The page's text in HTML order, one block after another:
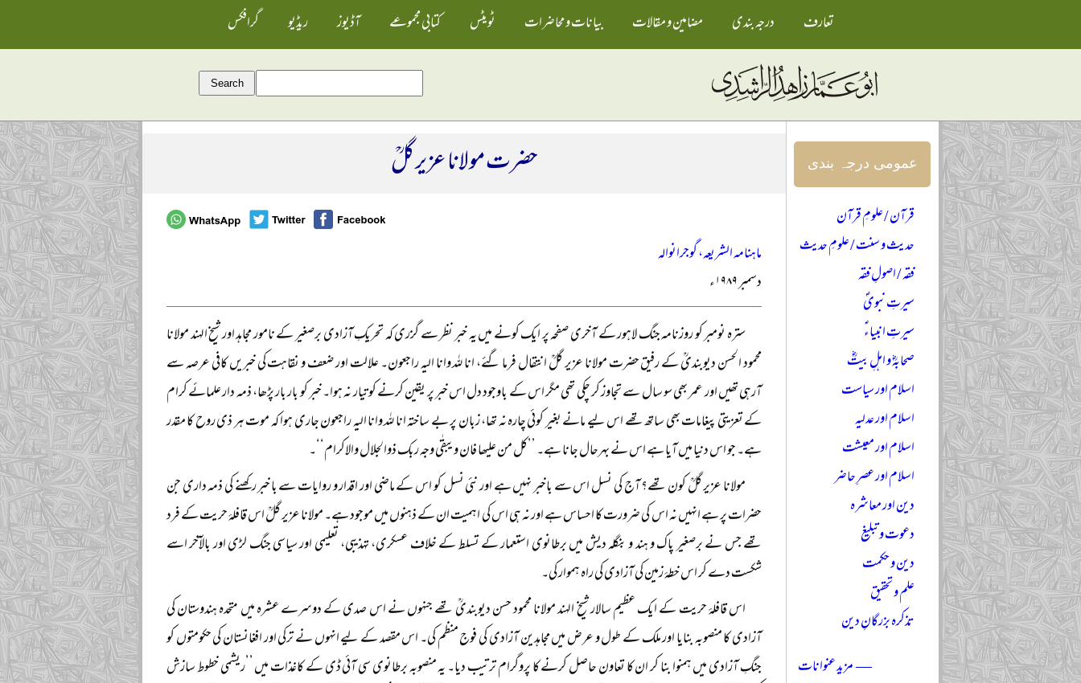
تعارف درجہ بندی مضامین و مقالات بیانات و محاضرات ٹویٹس کتابی مجموعے آڈیوز ریڈیو گرافکس
حضرت مولانا عزیر گلؒ
ماہنامہ الشریعہ، گوجرانوالہ
دسمبر ۱۹۸۹ء
سترہ نومبر کو روزنامہ جنگ لاہور کے آخری صفحہ پر ایک کونے میں یہ خبر نظر سے گزری کہ تحریکِ آزادی برصغیر کے نامور مجاہد اور شیخ الہند مولانا
محمود الحسن دیوبندیؒ کے رفیق حضرت مولانا عزیر گلؒ انتقال فرما گئے، انا للہ وانا الیہ راجعون۔ علالت اور ضعف و نقاہت کی خبریں کافی عرصہ سے
آرہی تھیں اور عمر بھی سو سال سے تجاوز کر چکی تھی مگر اس کے باوجود دل اس خبر پر یقین کرنے کو تیار نہ ہوا۔ خبر کو بار بار پڑھا، ذمہ دار علمائے کرام
کے تعزیتی پیغامات بھی ساتھ تھے اس لیے مانے بغیر کوئی چارہ نہ تھا، زبان پر بے ساختہ انا للہ وانا الیہ راجعون جاری ہوا کہ موت ہر ذی روح کا مقدر
ہے۔ جو اس دنیا میں آیا ہے اس نے بہرحال جانا ہے۔ ’’کل من علیھا فان ویبقٰی وجہ ربک ذوالجلال والاکرام‘‘۔
مولانا عزیر گلؒ کون تھے؟ آج کی نسل اس سے باخبر نہیں ہے اور نئی نسل کو اس کے ماضی اور اقدار و روایات سے باخبر رکھنے کی ذمہ داری جن
حضرات پر ہے انہیں نہ اس کی ضرورت کا احساس ہے اور نہ ہی اس کی اہمیت ان کے ذہنوں میں موجود ہے۔ مولانا عزیر گلؒ اس قافلۂ حریت کے فرد
تھے جس نے برصغیر پاک و ہند و بنگلہ دیش میں برطانوی استعمار کے تسلط کے خلاف عسکری، تہذیبی، تعلیمی اور سیاسی جنگ لڑی اور بالآخر اسے
شکست دے کر اس خطۂ زمین کی آزادی کی راہ ہموار کی۔
اس قافلۂ حریت کے ایک عظیم سالار شیخ الہند مولانا محمود حسن دیوبندیؒ تھے جنہوں نے اس صدی کے دوسرے عشرہ میں متحدہ ہندوستان کی
آزادی کا منصوبہ بنایا اور ملک کے طول و عرض میں مجاہدین آزادی کی فوج منظم کی۔ اس مقصد کے لیے انہوں نے ترکی اور افغانستان کی حکومتوں کو
جنگِ آزادی میں ہمنوا بنا کر ان کا تعاون حاصل کرنے کا پروگرام ترتیب دیا۔ یہ منصوبہ برطانوی سی آئی ڈی کے کاغذات میں ’’ریشمی خطوط سازش
عمومی درجہ بندی
قرآن / علومِ قرآن
حدیث و سنت / علومِ حدیث
فقہ / اصولِ فقہ
سیرتِ نبویؐ
سیرتِ انبیاءؑ
صحابہؓ و اہلِ بیتؓ
اسلام اور سیاست
اسلام اور عدلیہ
اسلام اور معیشت
اسلام اور عصرِ حاضر
دین اور معاشرہ
دعوت و تبلیغ
دین و حکمت
علم و تحقیق
تذکرہ بزرگانِ دین
— مزید عنوانات